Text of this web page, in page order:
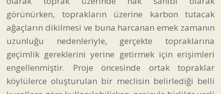
görünürken, toprakların üzerine karbon tutacak
ağaçların dikilmesi ve buna harcanan emek zamanın
uzunluğu nedenleriyle, gerçekte topraklarına
geçimlik gereklerini yerine getirmek için erişimleri
engellenmiştir. Proje öncesinde ortak topraklar
köylülerce oluşturulan bir meclisin belirlediği belli